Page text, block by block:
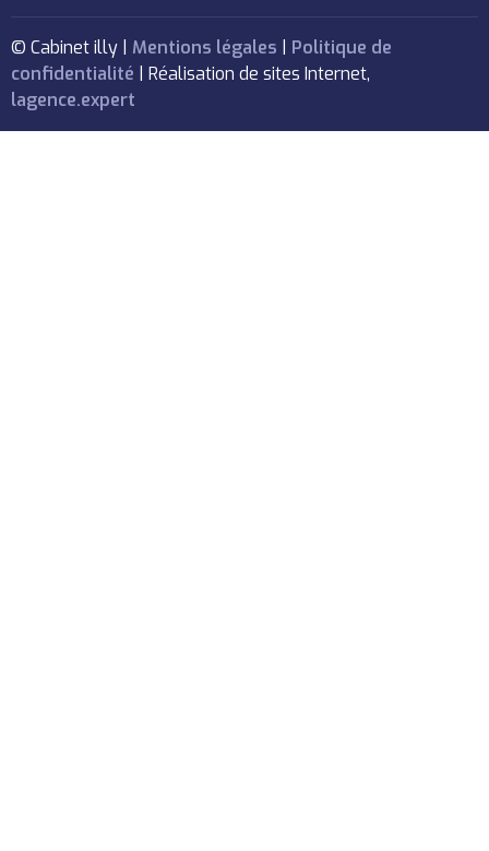
© Cabinet illy | Mentions légales
Politique de
confidentialité | Réalisation de sites Internet,
lagence.expert